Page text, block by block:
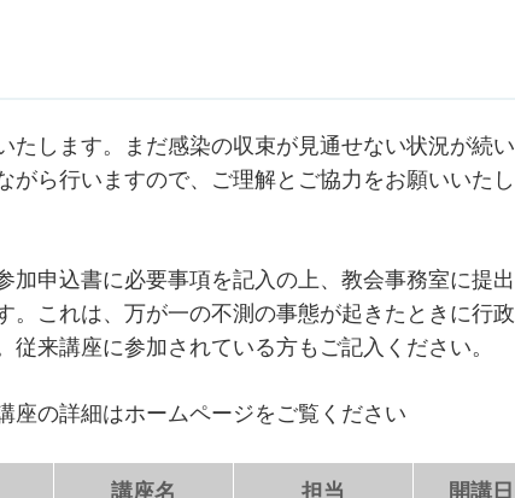
たします。まだ感染の収束が見通せない状況が続
がら行いますので、ご理解とご協力をお願いいたし
加申込書に必要事項を記入の上、教会事務室に提
。これは、万が一の不測の事態が起きたときに行
来講座に参加されている方もご記入ください。
座の詳細はホームページをご覧ください
講座名 担当 開講日